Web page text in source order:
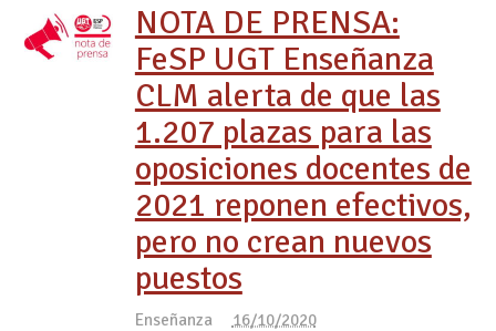
NOTA DE PRENSA:
FeSP UGT Enseñanza
CLM alerta de que las
1.207 plazas para las
oposiciones docentes de
2021 reponen efectivos,
pero no crean nuevos
puestos
Enseñanza 16/10/2020